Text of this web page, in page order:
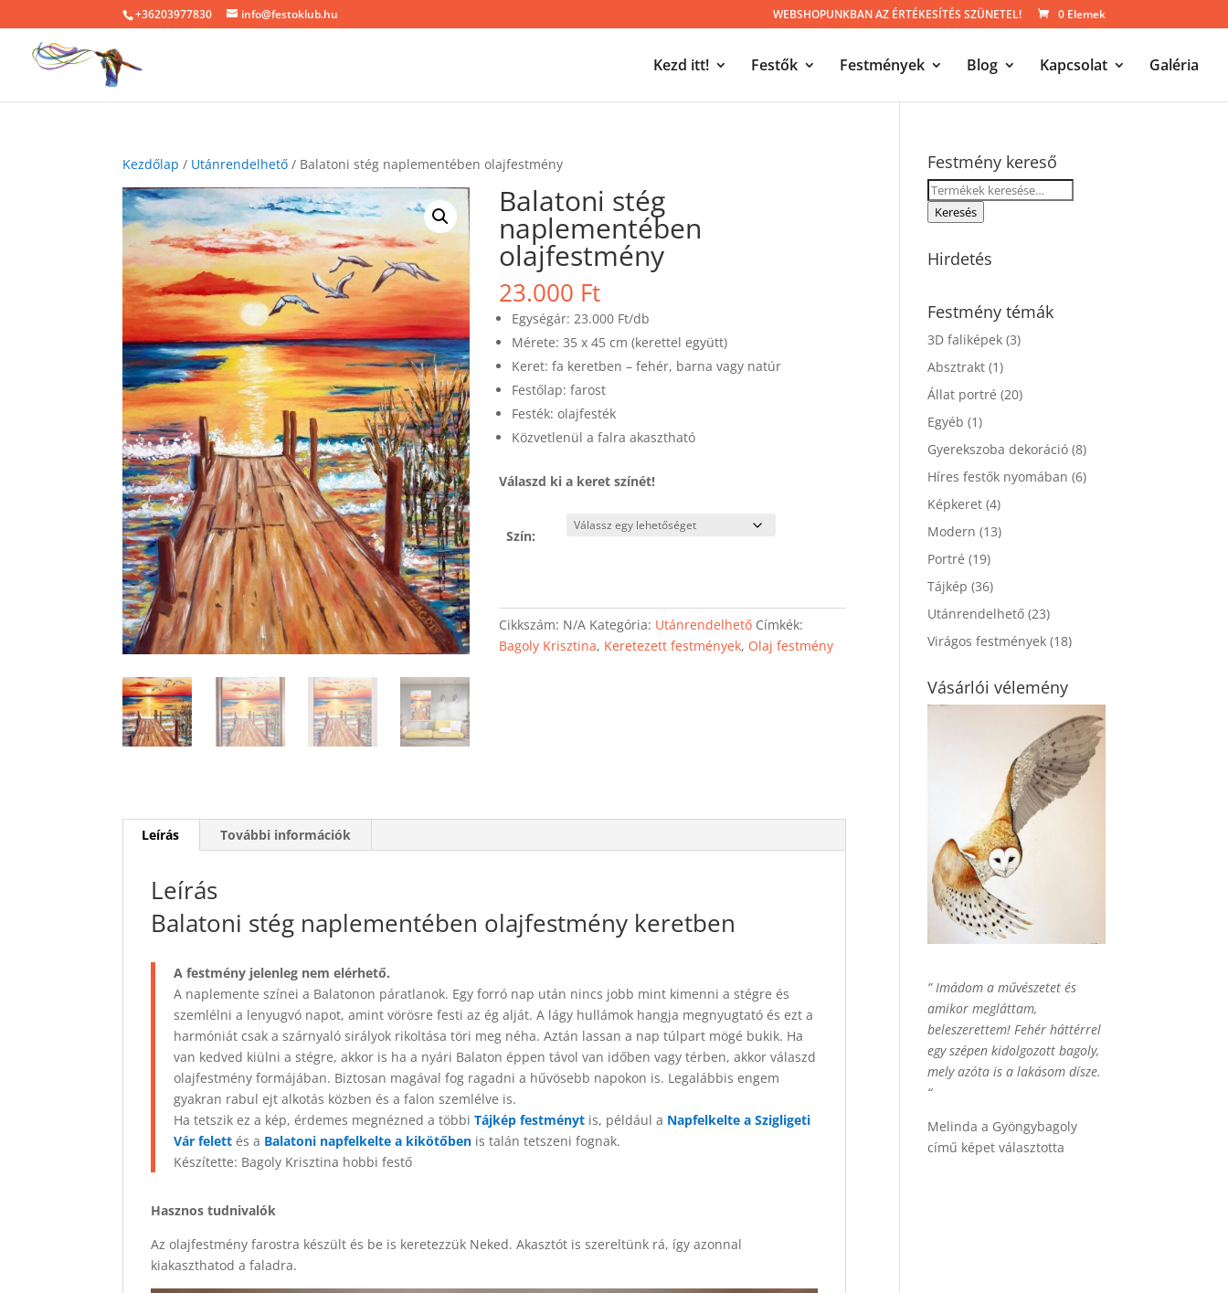
+36203977830 info@festoklub.hu WEBSHOPUNKBAN AZ ÉRTÉKESÍTÉS SZÜNETEL! 0 Elemek
Kezd itt! Festők Festmények Blog Kapcsolat Galéria
Kezdőlap / Utánrendelhető / Balatoni stég naplementében olajfestmény
Balatoni stég
naplementében
olajfestmény
23.000 Ft
Egységár: 23.000 Ft/db
Mérete: 35 x 45 cm (kerettel együtt)
Keret: fa keretben – fehér, barna vagy natúr
Festőlap: farost
Festék: olajfesték
Közvetlenül a falra akasztható
Válaszd ki a keret színét!
Szín:
Cikkszám: N/A Kategória: Utánrendelhető Címkék:
Bagoly Krisztina, Keretezett festmények, Olaj festmény
Leírás További információk
Leírás
Balatoni stég naplementében olajfestmény keretben
A festmény jelenleg nem elérhető.
A naplemente színei a Balatonon páratlanok. Egy forró nap után nincs jobb mint kimenni a stégre és
szemlélni a lenyugvó napot, amint vörösre festi az ég alját. A lágy hullámok hangja megnyugtató és ezt a
harmóniát csak a szárnyaló sirályok rikoltása töri meg néha. Aztán lassan a nap túlpart mögé bukik. Ha
van kedved kiülni a stégre, akkor is ha a nyári Balaton éppen távol van időben vagy térben, akkor válaszd
olajfestmény formájában. Biztosan magával fog ragadni a hűvösebb napokon is. Legalábbis engem
gyakran rabul ejt alkotás közben és a falon szemlélve is.
Ha tetszik ez a kép, érdemes megnézned a többiTájkép festményt is, például a Napfelkelte a Szigligeti
Vár felett és a Balatoni napfelkelte a kikötőben is talán tetszeni fognak.
Készítette: Bagoly Krisztina hobbi festő
Hasznos tudnivalók
Az olajfestmény farostra készült és be is keretezzük Neked. Akasztót is szereltünk rá, így azonnal
kiakaszthatod a faladra.
Festmény kereső
Keresés
a Keresés
Hirdetés
Festmény témák
3D faliképek (3)
Absztrakt (1)
Állat portré (20)
Egyéb (1)
Gyerekszoba dekoráció (8)
Híres festők nyomában (6)
Képkeret (4)
Modern (13)
Portré (19)
Tájkép (36)
Utánrendelhető (23)
Virágos festmények (18)
Vásárlói vélemény
” Imádom a művészetet és
amikor megláttam,
beleszerettem! Fehér háttérrel
egy szépen kidolgozott bagoly,
mely azóta is a lakásom dísze.
“
Melinda a Gyöngybagoly
című képet választotta